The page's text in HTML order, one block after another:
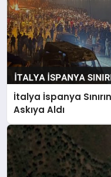
İtalya İspanya
Askıya Aldı